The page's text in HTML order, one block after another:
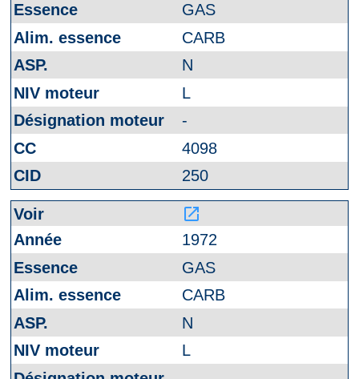
GAS
CARB
N
L
-
4098
250
launch
1972
GAS
CARB
N
L